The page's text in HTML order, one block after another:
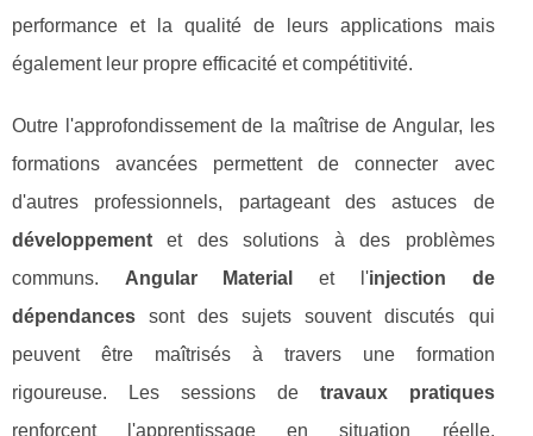
performance et la qualité de leurs applications mais
également leur propre efficacité et compétitivité.
Outre l'approfondissement de la maîtrise de Angular, les
formations avancées permettent de connecter avec
d'autres professionnels, partageant des astuces de
développement et des solutions à des problèmes
communs. Angular Material et l'injection de
dépendances sont des sujets souvent discutés qui
peuvent être maîtrisés à travers une formation
rigoureuse. Les sessions de travaux pratiques
renforcent l'apprentissage en situation réelle,